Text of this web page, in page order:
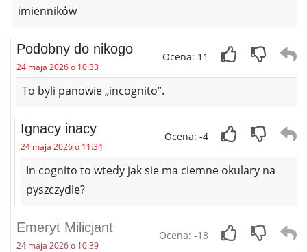
imienników
Podobny do nikogo
24 maja 2026 o 10:33
Ocena: 11
To byli panowie „incognito”.
Ignacy inacy
24 maja 2026 o 11:34
Ocena: -4
In cognito to wtedy jak sie ma ciemne okulary na
pyszczydle?
Emeryt Milicjant
24 maja 2026 o 10:39
Ocena: -18